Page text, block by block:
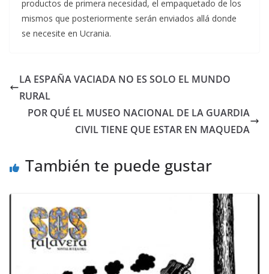
productos de primera necesidad, el empaquetado de los
mismos que posteriormente serán enviados allá donde
se necesite en Ucrania.
LA ESPAÑA VACIADA NO ES SOLO EL MUNDO
RURAL
POR QUÉ EL MUSEO NACIONAL DE LA GUARDIA
CIVIL TIENE QUE ESTAR EN MAQUEDA
También te puede gustar